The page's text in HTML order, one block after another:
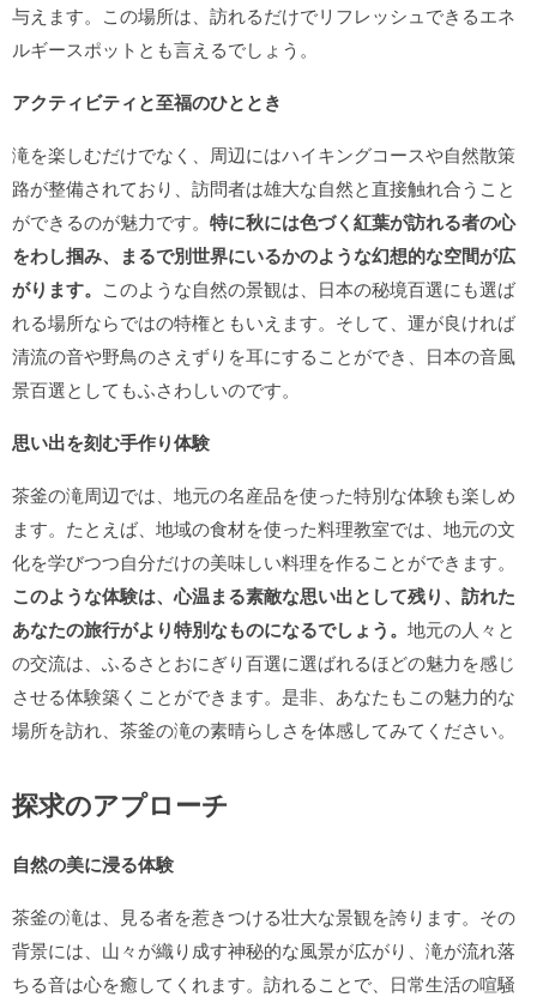
与えます。この場所は、訪れるだけでリフレッシュできるエネ
ルギースポットとも言えるでしょう。
アクティビティと至福のひととき
滝を楽しむだけでなく、周辺にはハイキングコースや自然散策
路が整備されており、訪問者は雄大な自然と直接触れ合うこと
ができるのが魅力です。 特に秋には色づく紅葉が訪れる者の心
をわし掴み、まるで別世界にいるかのような幻想的な空間が広
がります。 このような自然の景観は、日本の秘境百選にも選ば
れる場所ならではの特権ともいえます。そして、運が良ければ
清流の音や野鳥のさえずりを耳にすることができ、日本の音風
景百選としてもふさわしいのです。
思い出を刻む手作り体験
茶釜の滝周辺では、地元の名産品を使った特別な体験も楽しめ
ます。たとえば、地域の食材を使った料理教室では、地元の文
化を学びつつ自分だけの美味しい料理を作ることができます。
このような体験は、心温まる素敵な思い出として残り、訪れた
あなたの旅行がより特別なものになるでしょう。 地元の人々と
の交流は、ふるさとおにぎり百選に選ばれるほどの魅力を感じ
させる体験築くことができます。是非、あなたもこの魅力的な
場所を訪れ、茶釜の滝の素晴らしさを体感してみてください。
探求のアプローチ
自然の美に浸る体験
茶釜の滝は、見る者を惹きつける壮大な景観を誇ります。その
背景には、山々が織り成す神秘的な風景が広がり、滝が流れ落
ちる音は心を癒してくれます。訪れることで、日常生活の喧騒